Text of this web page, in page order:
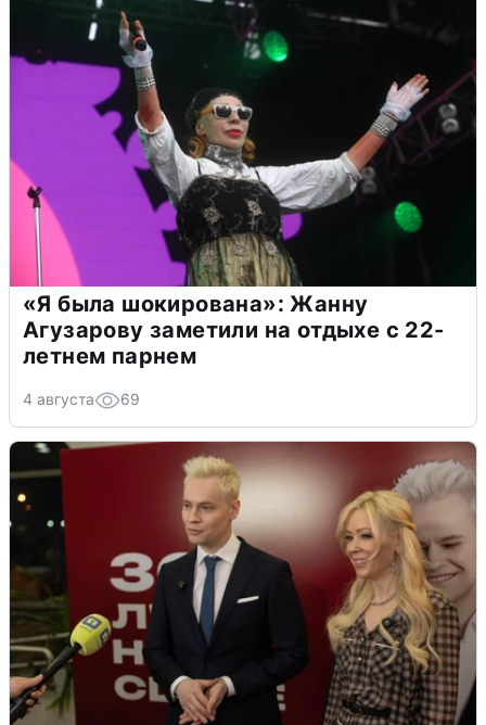
«Я была шокирована»: Жанну
Агузарову заметили на отдыхе с 22-
летнем парнем
4 августа 69